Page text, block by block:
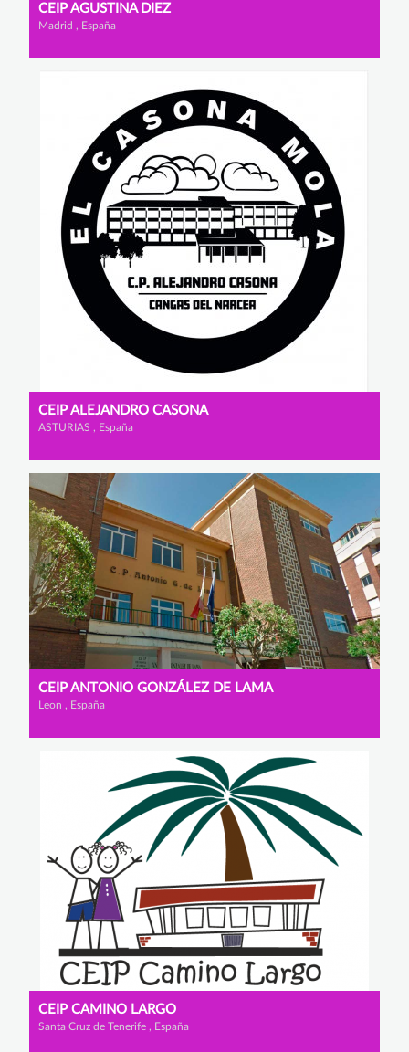
CEIP AGUSTINA DIEZ
Madrid , España
CEIP ALEJANDRO CASONA
ASTURIAS , España
CEIP ANTONIO GONZÁLEZ DE LAMA
Leon , España
CEIP CAMINO LARGO
Santa Cruz de Tenerife , España